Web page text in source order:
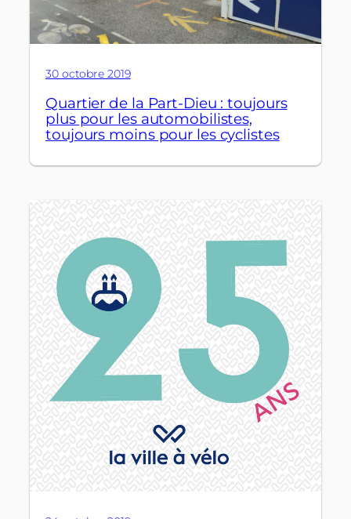
30 octobre 2019
Quartier de la Part-Dieu : toujours
plus pour les automobilistes,
toujours moins pour les cyclistes